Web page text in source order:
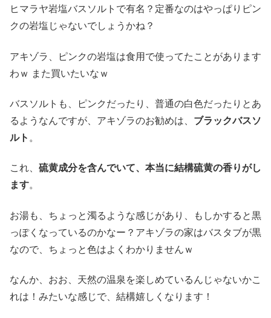
ヒマラヤ岩塩バスソルトで有名？定番なのはやっぱりピン
クの岩塩じゃないでしょうかね？
アキゾラ、ピンクの岩塩は食用で使ってたことがあります
わｗ また買いたいなｗ
バスソルトも、ピンクだったり、普通の白色だったりとあ
るようなんですが、アキゾラのお勧めは、 ブラックバスソ
ルト 。
これ、 硫黄成分を含んでいて、本当に結構硫黄の香りがし
ます。
お湯も、ちょっと濁るような感じがあり、もしかすると黒
っぽくなっているのかなー？アキゾラの家はバスタブが黒
なので、ちょっと色はよくわかりませんｗ
なんか、おお、天然の温泉を楽しめているんじゃないかこ
れは！みたいな感じで、結構嬉しくなります！